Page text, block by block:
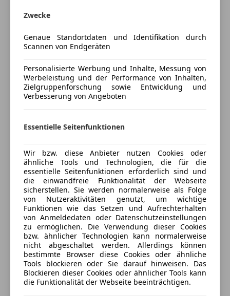
Start/Stop-Automatik
Unterhaltung/Media
Bordcomputer
DAB-Radio
Sicherheit
ABS
Beifahrerairbag
Fahrerairbag
Isofix
Kurvenlicht
LED-Scheinwerfer
LED-Tagfahrlicht
Müdigkeitswarnsystem
Notbremsassistent
Seitenairbag
Spurhalteassistent
Tagfahrlicht
Licht- und Sicht-Paket, ON&OFFROAD-Paket, Rad- /
Technik-Paket, Junge Sterne Garantie, AMG Line,
Attention Assist, Night Paket, Distronic Plus
Auskünfte zu diesem Wagen - Erhalten Sie von
unseren Mercedes-Benz Verkaufsberatern!
Mail: nikolas.trawoeger@automobile-swoboda.at
Herr Simon Gruber
Tel: 07612/63311-444
Mail: simon.gruber@automobile-swoboda.at
Herr Artur Seibert
Tel: 07612/63311-442
Mail: artur.seibert@automobile-swoboda.at
Angebot vorbehaltlich Verfügbarkeit-Druck-und
Beschreibungsfehler.
Das gilt für neue wie gebrauchte Mercedes-Benz und
Mehr anzeigen
Versicherungsschutz an Ihre Bedürfnisse
anpassen
Freischaden-Gutschein ab Stufe 0
Auto einfach online versichern & Rabatt holen
Jetzt berechnen
Zwecke
Genaue Standortdaten und Identifikation durch
Scannen von Endgeräten
Personalisierte Werbung und Inhalte, Messung von
Werbeleistung und der Performance von Inhalten,
Zielgruppenforschung sowie Entwicklung und
Verbesserung von Angeboten
Essentielle Seitenfunktionen
Wir bzw. diese Anbieter nutzen Cookies oder
ähnliche Tools und Technologien, die für die
essentielle Seitenfunktionen erforderlich sind und
die einwandfreie Funktionalität der Webseite
sicherstellen. Sie werden normalerweise als Folge
von Nutzeraktivitäten genutzt, um wichtige
Funktionen wie das Setzen und Aufrechterhalten
von Anmeldedaten oder Datenschutzeinstellungen
zu ermöglichen. Die Verwendung dieser Cookies
bzw. ähnlicher Technologien kann normalerweise
nicht abgeschaltet werden. Allerdings können
bestimmte Browser diese Cookies oder ähnliche
Tools blockieren oder Sie darauf hinweisen. Das
Blockieren dieser Cookies oder ähnlicher Tools kann
die Funktionalität der Webseite beeinträchtigen.